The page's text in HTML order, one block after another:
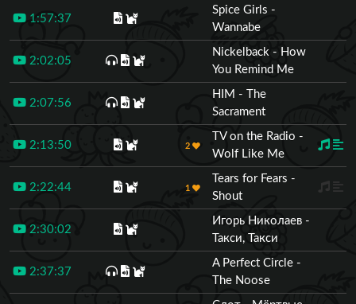
1:57:37
Spice Girls -
Wannabe
2:02:05
Nickelback - How
You Remind Me
2:07:56
HIM - The
Sacrament
2:13:50 2
TV on the Radio -
Wolf Like Me
2:22:44 1
Tears for Fears -
Shout
2:30:02
Игорь Николаев -
Такси, Такси
2:37:37
A Perfect Circle -
The Noose